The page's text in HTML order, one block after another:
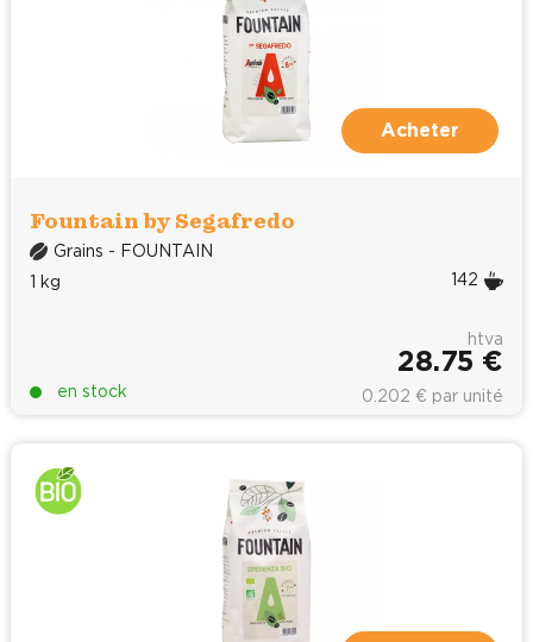
Acheter
Fountain by Segafredo
Grains - FOUNTAIN
1 kg
142
en stock
htva
28.75 €
0.202 € par unité